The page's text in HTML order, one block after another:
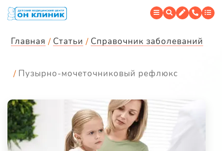
Главная Статьи Справочник заболеваний
Пузырно-мочеточниковый рефлюкс